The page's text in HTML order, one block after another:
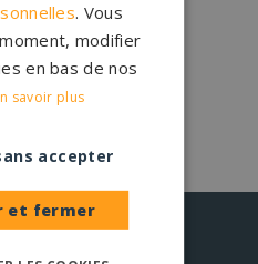
granits et de
. Vous
modifier
en bas de nos
savoir plus
et fermer
accepter